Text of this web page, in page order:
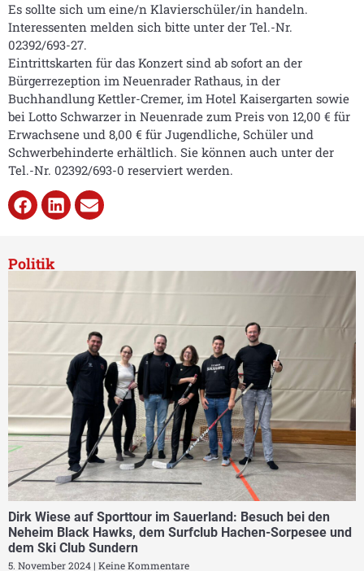
Es sollte sich um eine/n Klavierschüler/in handeln.
Interessenten melden sich bitte unter der Tel.-Nr.
02392/693-27.
Eintrittskarten für das Konzert sind ab sofort an der
Bürgerrezeption im Neuenrader Rathaus, in der
Buchhandlung Kettler-Cremer, im Hotel Kaisergarten sowie
bei Lotto Schwarzer in Neuenrade zum Preis von 12,00 € für
Erwachsene und 8,00 € für Jugendliche, Schüler und
Schwerbehinderte erhältlich. Sie können auch unter der
Tel.-Nr. 02392/693-0 reserviert werden.
Politik
Dirk Wiese auf Sporttour im Sauerland: Besuch bei den
Neheim Black Hawks, dem Surfclub Hachen-Sorpesee und
dem Ski Club Sundern
5. November 2024 Keine Kommentare